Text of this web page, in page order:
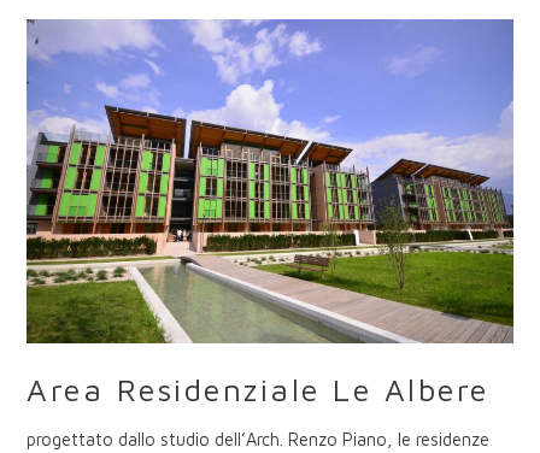
Area Residenziale Le Albere
progettato dallo studio dell’Arch. Renzo Piano, le residenze
Area
Residenziale
Le
Albere